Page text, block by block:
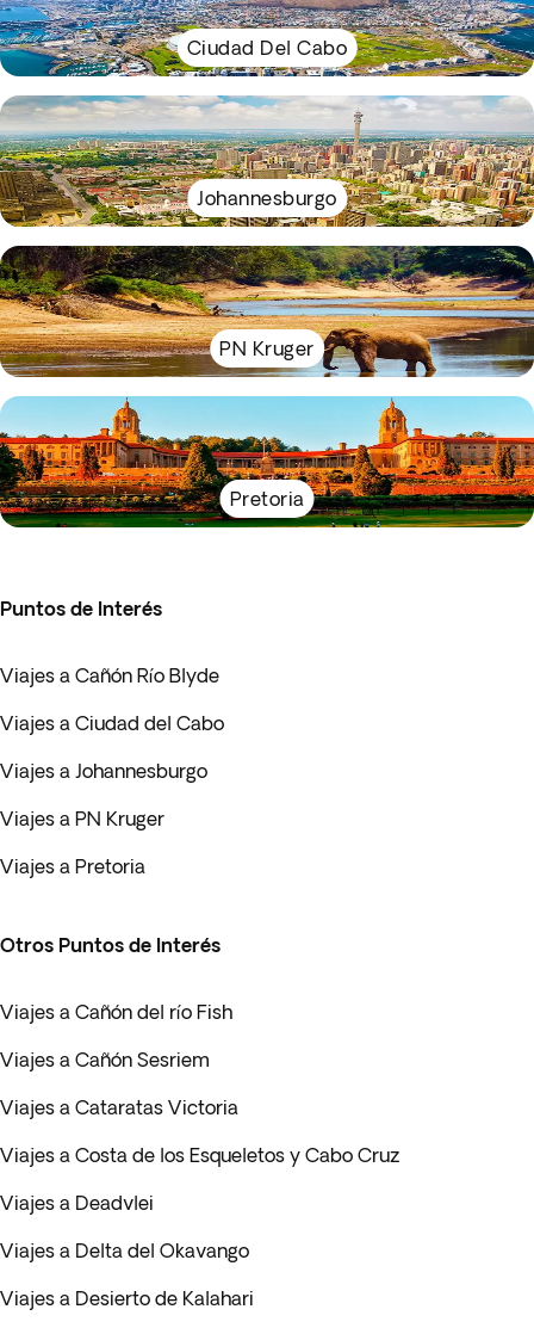
Ciudad Del Cabo
Johannesburgo
PN Kruger
Pretoria
Puntos de Interés
Viajes a Cañón Río Blyde
Viajes a Ciudad del Cabo
Viajes a Johannesburgo
Viajes a PN Kruger
Viajes a Pretoria
Otros Puntos de Interés
Viajes a Cañón del río Fish
Viajes a Cañón Sesriem
Viajes a Cataratas Victoria
Viajes a Costa de los Esqueletos y Cabo Cruz
Viajes a Deadvlei
Viajes a Delta del Okavango
Viajes a Desierto de Kalahari